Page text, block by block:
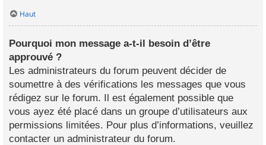
Haut
Pourquoi mon message a-t-il besoin d’être
approuvé ?
Les administrateurs du forum peuvent décider de
soumettre à des vérifications les messages que vous
rédigez sur le forum. Il est également possible que
vous ayez été placé dans un groupe d’utilisateurs aux
permissions limitées. Pour plus d’informations, veuillez
contacter un administrateur du forum.